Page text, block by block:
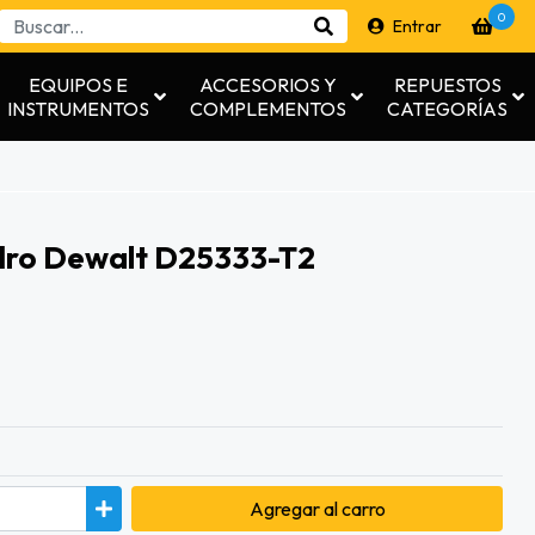
Entrar 0
EQUIPOS E
INSTRUMENTOS
ACCESORIOS Y
COMPLEMENTOS
REPUESTOS
CATEGORÍAS
Dewalt D25333-T2
Agregaral carro